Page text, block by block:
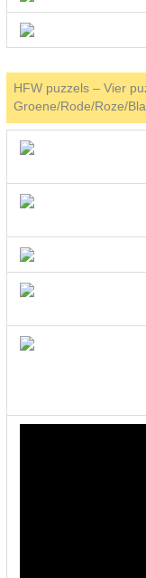
HFW puzzels – Vier
Groene/Rode/Roze/